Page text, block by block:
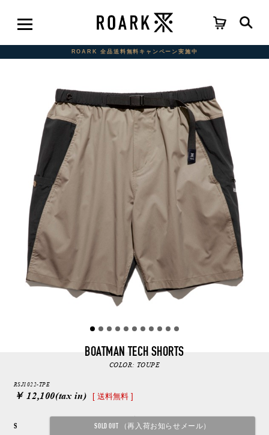
ROARK 全品送料無料キャンペーン実施中
BOATMAN TECH SHORTS
COLOR: TOUPE
RSJ1022-TPE
￥ 12,100(tax in) [ 送料無料 ]
S